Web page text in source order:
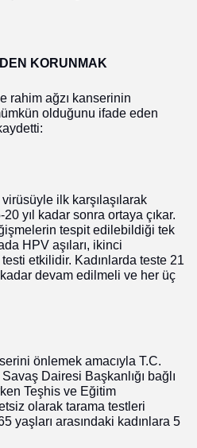
KORUNMAK
rahim ağzı kanserinin
olduğunu ifade eden
ilk karşılaşılarak
yıl kadar sonra ortaya çıkar.
tespit edilebildiği tek
HPV aşıları, ikinci
etkilidir. Kadınlarda teste 21
devam edilmeli ve her üç
önlemek amacıyla T.C.
Dairesi Başkanlığı bağlı
Teşhis ve Eğitim
olarak tarama testleri
yaşları arasındaki kadınlara 5